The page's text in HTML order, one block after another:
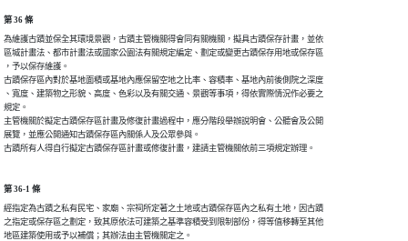
第 36 條
為維護古蹟並保全其環境景觀，古蹟主管機關得會同有關機關，擬具古蹟保存計畫，並依
區堿計畫法、都市計畫法或國家公園法有關規定編定、劃定或變更古蹟保存用地或保存區
，予以保存維護。
古蹟保存區內對於基地面積或基地內應保留空地之比率、容積率、基地內前後側院之深度
、寬度、建築物之形貌、高度、色彩以及有關交通、景觀等事項，得依實際情況作必要之
規定。
主管機關於擬定古蹟保存區計畫及修復計畫過程中，應分階段舉辦說明會、公聽會及公開
展覽，並應公開通知古蹟保存區內關係人及公眾參與。
第 36-1 條
經指定為古蹟之私有民宅、家廟、宗祠所定著之土地或古蹟保存區內之私有土地，因古蹟
之指定或保存區之劃定，致其原依法可建築之基準容積受到限制部份，得等值移轉至其他
地區建築使用或予以補償；其辦法由主管機關定之。